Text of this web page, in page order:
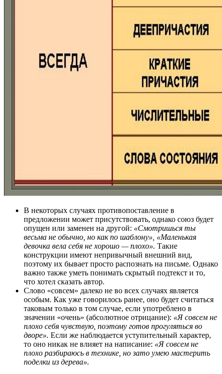
В некоторых случаях противопоставление в
предложении может присутствовать, однако союз будет
опущен или заменен на другой: «Смотришься ты
весьма не обычно, но как по шаблону», «Маленькая
девочка вела себя не хорошо — плохо». Такие
конструкции имеют непривычный внешний вид,
поэтому их бывает просто распознать на письме. Однако
важно также уметь понимать скрытый подтекст и то,
что хотел сказать автор.
Слово «совсем» далеко не во всех случаях является
особым. Как уже говорилось ранее, оно будет считаться
таковым только в том случае, если употреблено в
значении «очень» (абсолютное отрицание): «Я совсем не
плохо себя чувствую, поэтому готов прогуляться во
дворе». Если же наблюдается уступительный характер,
то оно никак не влияет на написание: «Я совсем не
плохо разбираюсь в технике, но зато умею мастерить
поделки из дерева».